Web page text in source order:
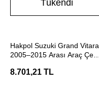
Tükendi
Hakpol Suzuki Grand Vitara
2005–2015 Arası Araç Çeki
8.701,21 TL